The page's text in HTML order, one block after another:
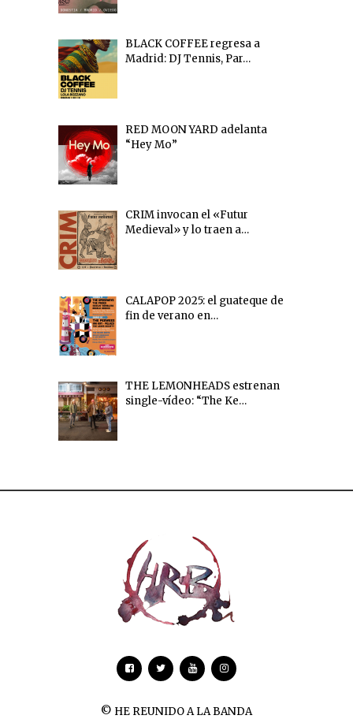
BLACK COFFEE regresa a
Madrid: DJ Tennis, Par…
RED MOON YARD adelanta
“Hey Mo”
CRIM invocan el «Futur
Medieval» y lo traen a…
CALAPOP 2025: el guateque de
fin de verano en…
THE LEMONHEADS estrenan
single-vídeo: “The Ke…
© HE REUNIDO A LA BANDA